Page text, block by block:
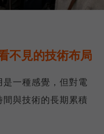
不見的技術布局
一種感覺，但對電
與技術的長期累積